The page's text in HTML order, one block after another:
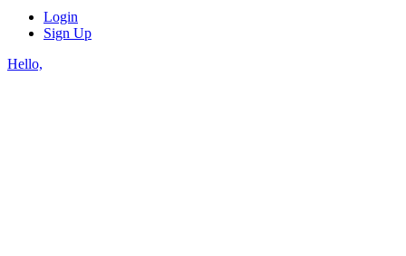
Login
Sign Up
Hello,